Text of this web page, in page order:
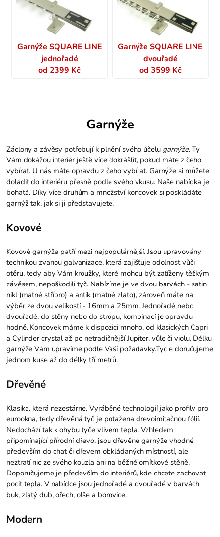
Garnýže SQUARE LINE
jednořadé
od 2399 Kč
Garnýže SQUARE LINE
dvouřadé
od 3599 Kč
Garnýže
Záclony a závěsy potřebují k plnění svého účelu garnýže. Ty
Vám dokážou interiér ještě více dokrášlit, pokud máte z čeho
vybírat. U nás máte opravdu z čeho vybírat. Garnýže si můžete
doladit do interiéru přesně podle svého vkusu. Naše nabídka je
bohatá. Díky více druhům a množství koncovek si poskládáte
garnýž tak, jak si ji představujete.
Kovové
Kovové garnýže patří mezi nejpopulárnější. Jsou upravovány
technikou zvanou galvanizace, která zajišťuje odolnost vůči
otěru, tedy aby Vám kroužky, které mohou být zatíženy těžkým
závěsem, nepoškodili tyč. Nabízíme je ve dvou barvách - satin
nikl (matné stříbro) a antik (matné zlato), zároveň máte na
výběr ze dvou velikostí - 16mm a 25mm. Jednořadé nebo
dvouřadé, do stěny nebo do stropu, kombinací je opravdu
hodně. Koncovek máme k dispozici mnoho, od klasických Capri
a Cylinder crystal až po netradičnější Jupiter, vůle či violu. Délku
garnýže Vám upravíme podle Vaší požadavky.Tyč e doručujeme
jednom kuse až do délky tří metrů.
Dřevěné
Klasika, která nezestárne. Vyráběné technologií jako profily pro
eurookna, tedy dřevěná tyč je potažena drevoimitačnou fólií.
Nedochází tak k ohybu tyče vlivem tepla. Vzhledem
připomínající přírodní dřevo, jsou dřevěné garnýže vhodné
především do chat či dřevem obkládaných místností, ale
neztratí nic ze svého kouzla ani na běžné omítkové stěně.
Doporučujeme je především do interiérů, kde chcete zachovat
pocit tepla. V nabídce jsou jednořadé a dvouřadé v barvách
buk, zlatý dub, ořech, olše a borovice.
Modern